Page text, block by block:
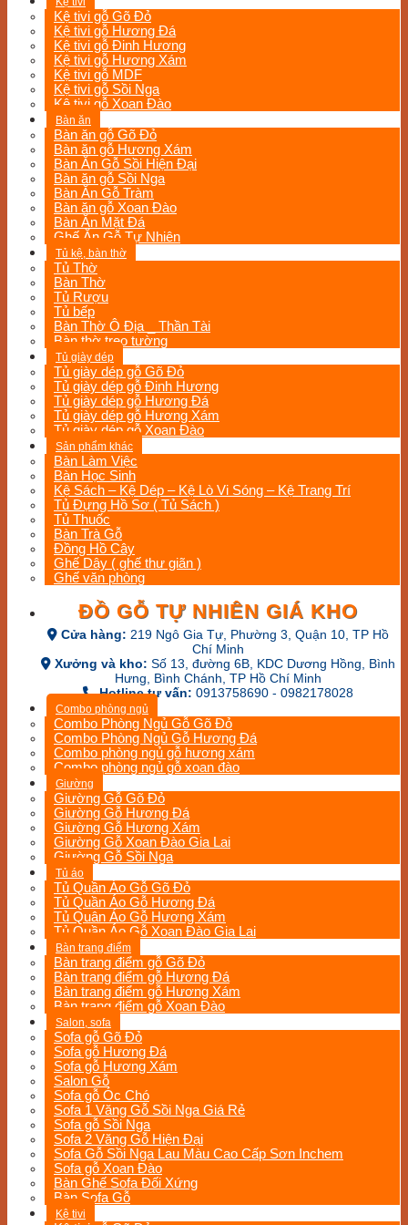
Kệ tivi gỗ Gõ Đỏ
Kệ tivi gỗ Hương Đá
Kệ tivi gỗ Đinh Hương
Kệ tivi gỗ Hương Xám
Kệ tivi gỗ MDF
Kệ tivi gỗ Sồi Nga
Kệ tivi gỗ Xoan Đào
Bàn ăn
Bàn ăn gỗ Gõ Đỏ
Bàn ăn gỗ Hương Xám
Bàn Ăn Gỗ Sồi Hiện Đại
Bàn ăn gỗ Sồi Nga
Bàn Ăn Gỗ Tràm
Bàn ăn gỗ Xoan Đào
Bàn Ăn Mặt Đá
Ghế Ăn Gỗ Tự Nhiên
Tủ kệ, bàn thờ
Tủ Thờ
Bàn Thờ
Tủ Rượu
Tủ bếp
Bàn Thờ Ô Địa _ Thần Tài
Bàn thờ treo tường
Tủ giày dép
Tủ giày dép gỗ Gõ Đỏ
Tủ giày dép gỗ Đinh Hương
Tủ giày dép gỗ Hương Đá
Tủ giày dép gỗ Hương Xám
Tủ giày dép gỗ Xoan Đào
Sản phẩm khác
Bàn Làm Việc
Bàn Học Sinh
Kệ Sách – Kệ Dép – Kệ Lò Vi Sóng – Kệ Trang Trí
Tủ Đựng Hồ Sơ ( Tủ Sách )
Tủ Thuốc
Bàn Trà Gỗ
Đồng Hồ Cây
Ghế Dây ( ghế thư giãn )
Ghế văn phòng
ĐỒ GỖ TỰ NHIÊN GIÁ KHO
Cửa hàng: 219 Ngô Gia Tự, Phường 3, Quận 10, TP Hồ
Chí Minh
Xưởng và kho: Số 13, đường 6B, KDC Dương Hồng, Bình
Hưng, Bình Chánh, TP Hồ Chí Minh
Hotline tư vấn: 0913758690 - 0982178028
Combo phòng ngủ
Combo Phòng Ngủ Gỗ Gõ Đỏ
Combo Phòng Ngủ Gỗ Hương Đá
Combo phòng ngủ gỗ hương xám
Combo phòng ngủ gỗ xoan đào
Giường
Giường Gỗ Gõ Đỏ
Giường Gỗ Hương Đá
Giường Gỗ Hương Xám
Giường Gỗ Xoan Đào Gia Lai
Giường Gỗ Sồi Nga
Tủ áo
Tủ Quần Áo Gỗ Gõ Đỏ
Tủ Quần Áo Gỗ Hương Đá
Tủ Quân Áo Gỗ Hương Xám
Tủ Quần Áo Gỗ Xoan Đào Gia Lai
Bàn trang điểm
Bàn trang điểm gỗ Gõ Đỏ
Bàn trang điểm gỗ Hương Đá
Bàn trang điểm gỗ Hương Xám
Bàn trang điểm gỗ Xoan Đào
Salon, sofa
Sofa gỗ Gõ Đỏ
Sofa gỗ Hương Đá
Sofa gỗ Hương Xám
Salon Gỗ
Sofa gỗ Óc Chó
Sofa 1 Văng Gỗ Sồi Nga Giá Rẻ
Sofa gỗ Sồi Nga
Sofa 2 Văng Gỗ Hiện Đại
Sofa Gỗ Sồi Nga Lau Màu Cao Cấp Sơn Inchem
Sofa gỗ Xoan Đào
Bàn Ghế Sofa Đối Xứng
Bàn Sofa Gỗ
Kệ tivi